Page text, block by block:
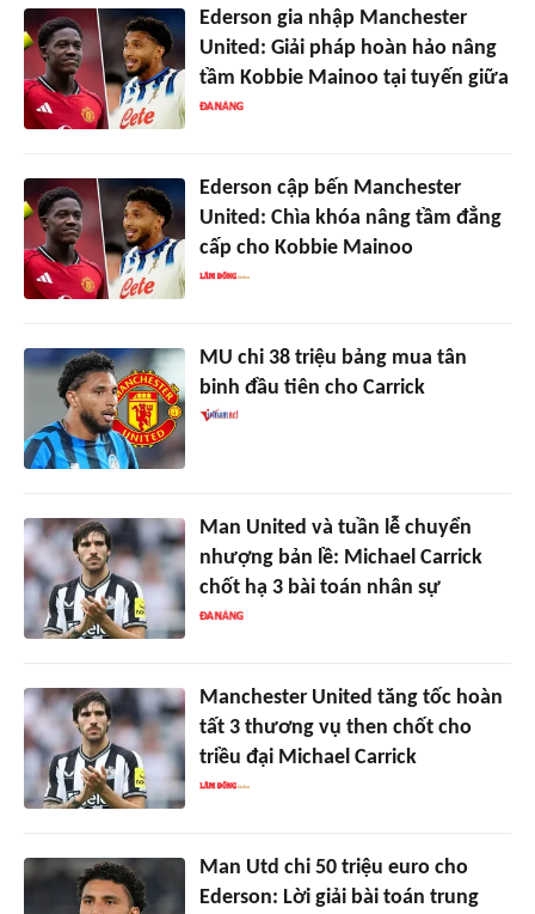
Ederson gia nhập Manchester
United: Giải pháp hoàn hảo nâng
tầm Kobbie Mainoo tại tuyến giữa
Ederson cập bến Manchester
United: Chìa khóa nâng tầm đẳng
cấp cho Kobbie Mainoo
MU chi 38 triệu bảng mua tân
binh đầu tiên cho Carrick
Man United và tuần lễ chuyển
nhượng bản lề: Michael Carrick
chốt hạ 3 bài toán nhân sự
Manchester United tăng tốc hoàn
tất 3 thương vụ then chốt cho
triều đại Michael Carrick
Man Utd chi 50 triệu euro cho
Ederson: Lời giải bài toán trung